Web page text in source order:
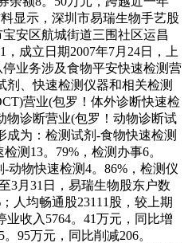
显示，深圳市易瑞生物手艺股
安区航城街道三围社区运昌
成立日期2007年7月24日，上
业务涉及食物平安快速检测营
剂、快速检测仪器和相关检测
营业(包罗！体外诊断快速检
物诊断营业(包罗！动物诊断试
为：检测试剂-食物快速检测
测13。79%，检测办事6。
动物快速检测4。86%，检测仪
3月31日，易瑞生物股东户数
人均畅通股23111股，较上期
业收入5764。41万元，同比增
95万元，同比削减206。